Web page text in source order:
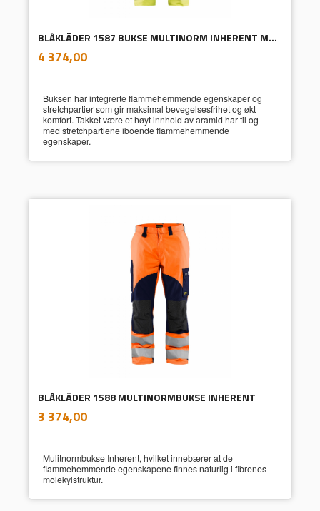
BLÅKLÄDER 1587 BUKSE MULTINORM INHERENT MED STRETCH
Pris
4 374,00mva.
Buksen har integrerte flammehemmende egenskaper og
stretchpartier som gir maksimal bevegelsesfrihet og økt
komfort. Takket være et høyt innhold av aramid har til og
med stretchpartiene iboende flammehemmende
egenskaper.
BLÅKLÄDER 1588 MULTINORMBUKSE INHERENT
Pris
3 374,00mva.
Mulitnormbukse Inherent, hvilket innebærer at de
flammehemmende egenskapene finnes naturlig i fibrenes
molekylstruktur.